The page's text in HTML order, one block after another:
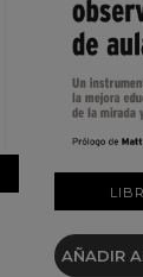
VER
AÑADIR